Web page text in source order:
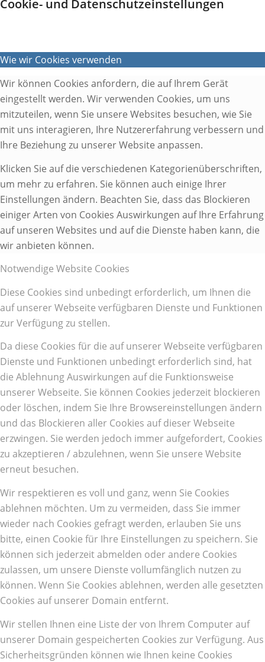
Cookie- und Datenschutzeinstellungen
Wie wir Cookies verwenden
Wir können Cookies anfordern, die auf Ihrem Gerät
eingestellt werden. Wir verwenden Cookies, um uns
mitzuteilen, wenn Sie unsere Websites besuchen, wie Sie
mit uns interagieren, Ihre Nutzererfahrung verbessern und
Ihre Beziehung zu unserer Website anpassen.
Klicken Sie auf die verschiedenen Kategorienüberschriften,
um mehr zu erfahren. Sie können auch einige Ihrer
Einstellungen ändern. Beachten Sie, dass das Blockieren
einiger Arten von Cookies Auswirkungen auf Ihre Erfahrung
auf unseren Websites und auf die Dienste haben kann, die
wir anbieten können.
Notwendige Website Cookies
Diese Cookies sind unbedingt erforderlich, um Ihnen die
auf unserer Webseite verfügbaren Dienste und Funktionen
zur Verfügung zu stellen.
Da diese Cookies für die auf unserer Webseite verfügbaren
Dienste und Funktionen unbedingt erforderlich sind, hat
die Ablehnung Auswirkungen auf die Funktionsweise
unserer Webseite. Sie können Cookies jederzeit blockieren
oder löschen, indem Sie Ihre Browsereinstellungen ändern
und das Blockieren aller Cookies auf dieser Webseite
erzwingen. Sie werden jedoch immer aufgefordert, Cookies
zu akzeptieren / abzulehnen, wenn Sie unsere Website
erneut besuchen.
Wir respektieren es voll und ganz, wenn Sie Cookies
ablehnen möchten. Um zu vermeiden, dass Sie immer
wieder nach Cookies gefragt werden, erlauben Sie uns
bitte, einen Cookie für Ihre Einstellungen zu speichern. Sie
können sich jederzeit abmelden oder andere Cookies
zulassen, um unsere Dienste vollumfänglich nutzen zu
können. Wenn Sie Cookies ablehnen, werden alle gesetzten
Cookies auf unserer Domain entfernt.
Wir stellen Ihnen eine Liste der von Ihrem Computer auf
unserer Domain gespeicherten Cookies zur Verfügung. Aus
Sicherheitsgründen können wie Ihnen keine Cookies